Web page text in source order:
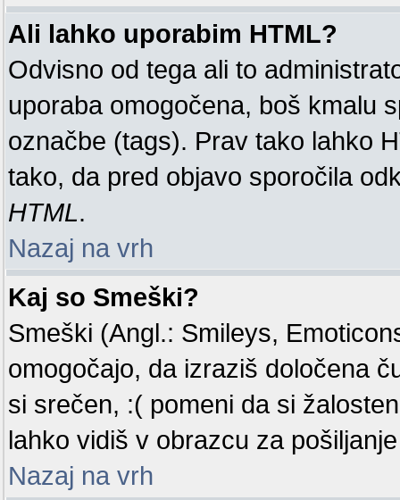
Ali lahko uporabim HTML?
Odvisno od tega ali to
uporaba omogočena, boš kmalu
označbe (tags). Prav tako lahko
tako, da pred objavo sporočila
HTML.
Nazaj na vrh
Kaj so Smeški?
Smeški (Angl.: Smileys,
omogočajo, da izraziš določena
si srečen, :( pomeni da si
lahko vidiš v obrazcu za
Nazaj na vrh